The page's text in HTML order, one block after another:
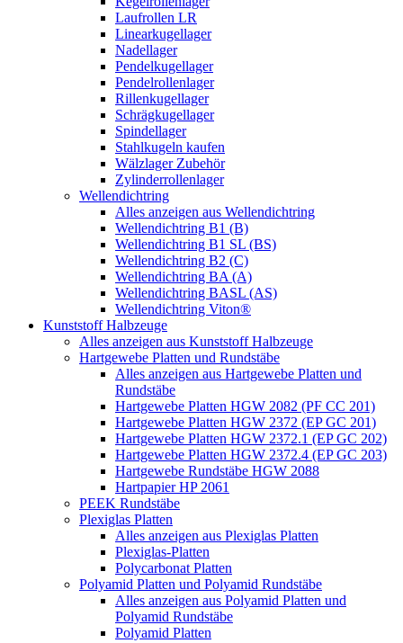
Laufrollen LR
Linearkugellager
Nadellager
Pendelkugellager
Pendelrollenlager
Rillenkugellager
Schrägkugellager
Spindellager
Stahlkugeln kaufen
Wälzlager Zubehör
Zylinderrollenlager
Wellendichtring
Alles anzeigen aus Wellendichtring
Wellendichtring B1 (B)
Wellendichtring B1 SL (BS)
Wellendichtring B2 (C)
Wellendichtring BA (A)
Wellendichtring BASL (AS)
Wellendichtring Viton®
Kunststoff Halbzeuge
Alles anzeigen aus Kunststoff Halbzeuge
Hartgewebe Platten und Rundstäbe
Alles anzeigen aus Hartgewebe Platten und
Rundstäbe
Hartgewebe Platten HGW 2082 (PF CC 201)
Hartgewebe Platten HGW 2372 (EP GC 201)
Hartgewebe Platten HGW 2372.1 (EP GC 202)
Hartgewebe Platten HGW 2372.4 (EP GC 203)
Hartgewebe Rundstäbe HGW 2088
Hartpapier HP 2061
PEEK Rundstäbe
Plexiglas Platten
Alles anzeigen aus Plexiglas Platten
Plexiglas-Platten
Polycarbonat Platten
Polyamid Platten und Polyamid Rundstäbe
Alles anzeigen aus Polyamid Platten und
Polyamid Rundstäbe
Polyamid Platten